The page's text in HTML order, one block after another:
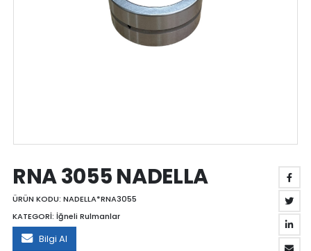
RNA 3055 NADELLA
ÜRÜN KODU: NADELLA*RNA3055
KATEGORİ: İğneli Rulmanlar
Bilgi Al